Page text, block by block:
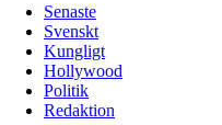
Senaste
Svenskt
Kungligt
Hollywood
Politik
Redaktion